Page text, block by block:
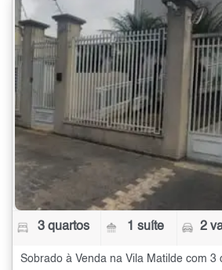
3 quartos 1 suíte 2
Sobrado à Venda na Vila Matilde com 3